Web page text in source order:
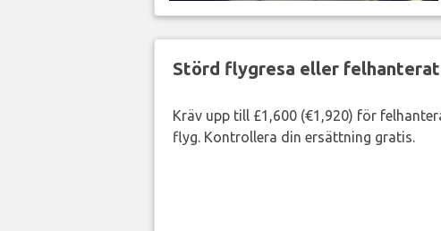
Störd flygresa eller felhanterat
Kräv upp till £1,600 (€1,920) för
flyg. Kontrollera din ersättning gratis.